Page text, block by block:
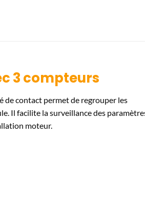
3 compteurs
de contact permet de regrouper les
Il facilite la surveillance des
moteur.